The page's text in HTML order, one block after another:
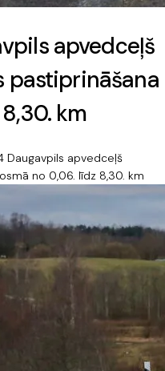
apvedceļš
pastiprināšana
km
Daugavpils apvedceļš
no 0,06. līdz 8,30. km